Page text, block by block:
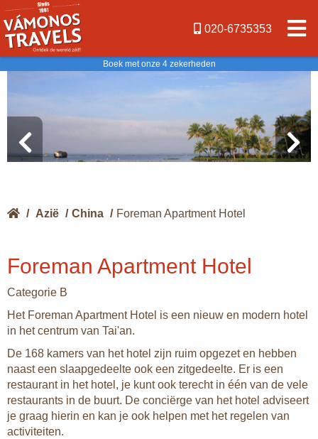
020-6735353
Boek met onze 4 zekerheden
/ Azië / China / Foreman Apartment Hotel
Foreman Apartment Hotel
Categorie B
Het Foreman Apartment Hotel is een nieuw en modern hotel
in het centrum van Tai'an.
De 168 kamers van het hotel zijn ruim opgezet en hebben
naast een slaapgedeelte ook een zitgedeelte. Er is een
restaurant in het hotel, je kunt ook terecht in één van de vele
restaurants in de buurt. De conciërge van het hotel adviseert
je graag hierin en kan je ook helpen met het regelen van
activiteiten.